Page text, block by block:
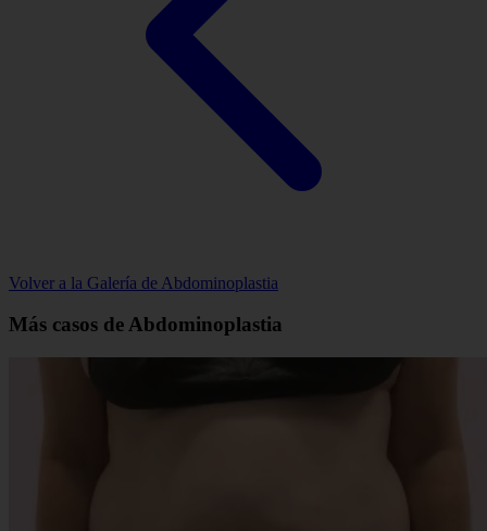
Volver a la Galería de Abdominoplastia
Más casos de Abdominoplastia